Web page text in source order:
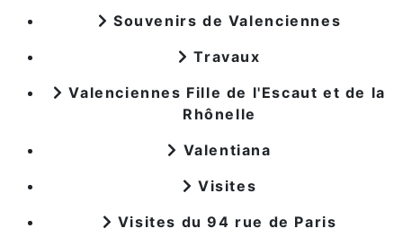
Souvenirs de Valenciennes
Travaux
Valenciennes Fille de l'Escaut et de la
Rhônelle
Valentiana
Visites
Visites du 94 rue de Paris